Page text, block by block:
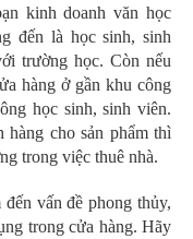
kinh doanh văn học
đến là học sinh, sinh
trường học. Còn nếu
hàng ở gần khu công
học sinh, sinh viên.
cho sản phẩm thì
trong việc thuê nhà.
vấn đề phong thủy,
trong cửa hàng. Hãy